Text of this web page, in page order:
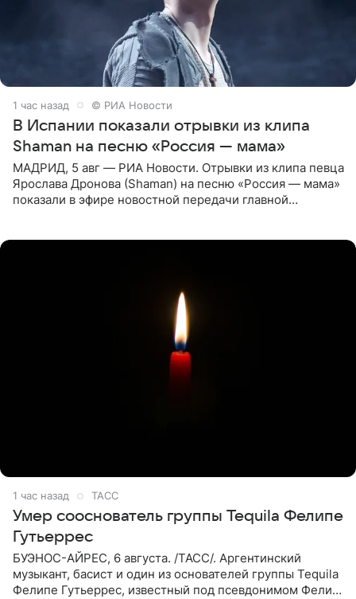
1 час назад © РИА Новости
В Испании показали отрывки из клипа
Shaman на песню «Россия — мама»
МАДРИД, 5 авг — РИА Новости. Отрывки из клипа певца
Ярослава Дронова (Shaman) на песню «Россия — мама»
показали в эфире новостной передачи главной
1 час назад ТАСС
Умер сооснователь группы Tequila Фелипе
Гутьеррес
БУЭНОС-АЙРЕС, 6 августа. /ТАСС/. Аргентинский
музыкант, басист и один из основателей группы Tequila
Фелипе Гутьеррес, известный под псевдонимом Фелипе